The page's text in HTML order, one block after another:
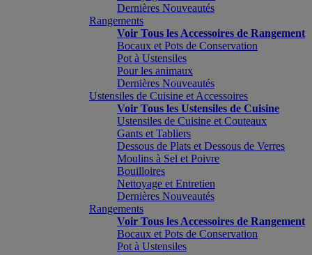
Dernières Nouveautés
Rangements
Voir Tous les Accessoires de Rangement
Bocaux et Pots de Conservation
Pot à Ustensiles
Pour les animaux
Dernières Nouveautés
Ustensiles de Cuisine et Accessoires
Voir Tous les Ustensiles de Cuisine
Ustensiles de Cuisine et Couteaux
Gants et Tabliers
Dessous de Plats et Dessous de Verres
Moulins à Sel et Poivre
Bouilloires
Nettoyage et Entretien
Dernières Nouveautés
Rangements
Voir Tous les Accessoires de Rangement
Bocaux et Pots de Conservation
Pot à Ustensiles